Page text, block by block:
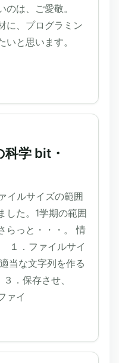
は、ご愛敬。
に、プログラミン
と思います。
学 bit・
イルサイズの範囲
した。1学期の範囲
らっと・・・。 情
１．ファイルサイ
当な文字列を作る
．保存させ、
ァイ